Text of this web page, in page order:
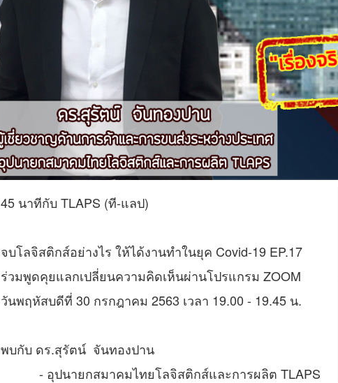
45 นาทีกับ TLAPS (ที-แลป)
จบโลจิสติกส์อย่างไร ให้ได้งานทำในยุค Covid-19​ EP.17
ร่วมพูดคุยแลกเปลี่ยนความคิดเห็นผ่านโปรแกรม ZOOM
วันพฤหัสบดีที่ 30 กรกฎาคม 2563 เวลา 19.00 - 19.45 น.
พบกับ ดร.สุรัตน์ จันทองปาน
- อุปนายกสมาคมไทยโลจิสติกส์และการผลิต TLAPS